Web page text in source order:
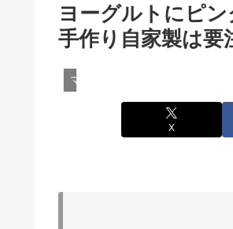
ヨーグルトにピ
手作り自家製は要
マメ知識・雑学
X